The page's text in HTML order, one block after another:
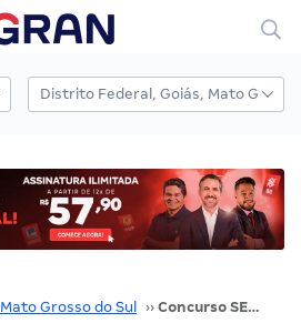
Mato Grosso do Sul ›› Concurso SEMED Campo Grande MS: 10 mil vagas previstas!